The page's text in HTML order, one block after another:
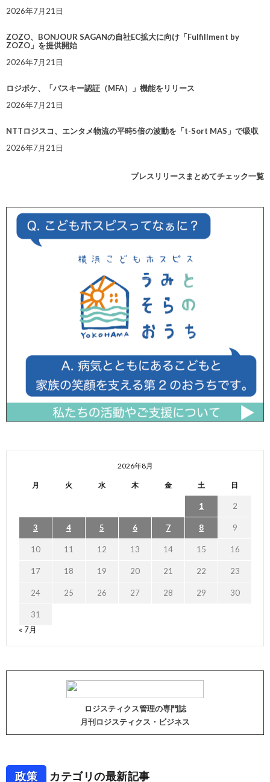
2026年7月21日
ZOZO、BONJOUR SAGANの自社EC拡大に向け「Fulfillment by
ZOZO」を提供開始
2026年7月21日
ロジポケ、「パスキー認証（MFA）」機能をリリース
2026年7月21日
NTTロジスコ、エンタメ物流の平時5倍の波動を「t-Sort MAS」で吸収
2026年7月21日
プレスリリースまとめてチェック一覧
2026年8月
月 火 水 木 金 土 日
1 2
3 4 5 6 7 8 9
10 11 12 13 14 15 16
17 18 19 20 21 22 23
24 25 26 27 28 29 30
31
« 7月
ロジスティクス管理の専門誌
月刊ロジスティクス・ビジネス
政策 カテゴリの最新記事